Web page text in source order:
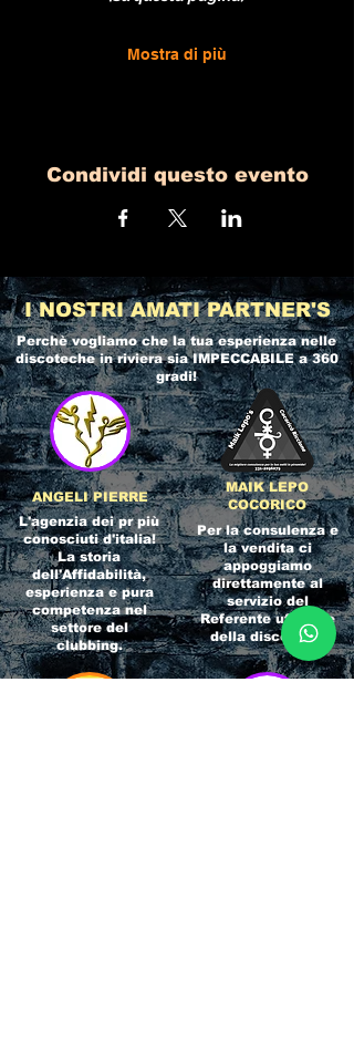
Mostra di più
Condividi questo evento
I NOSTRI AMATI PARTNER'S
Perchè vogliamo che la tua esperienza nelle
discoteche in rivierasia IMPECCABILE a 360
gradi!
ANGELI PIERRE
L'agenzia dei pr più
conosciuti d'italia!
La storia
dell'Affidabilità,
esperienza e pura
competenza nel
settore del
clubbing.
MAIK LEPO
COCORICO
Per la consulenza e
la vendita ci
appoggiamo
direttamente al
servizio del
Referente ufficiale
della discoteca!